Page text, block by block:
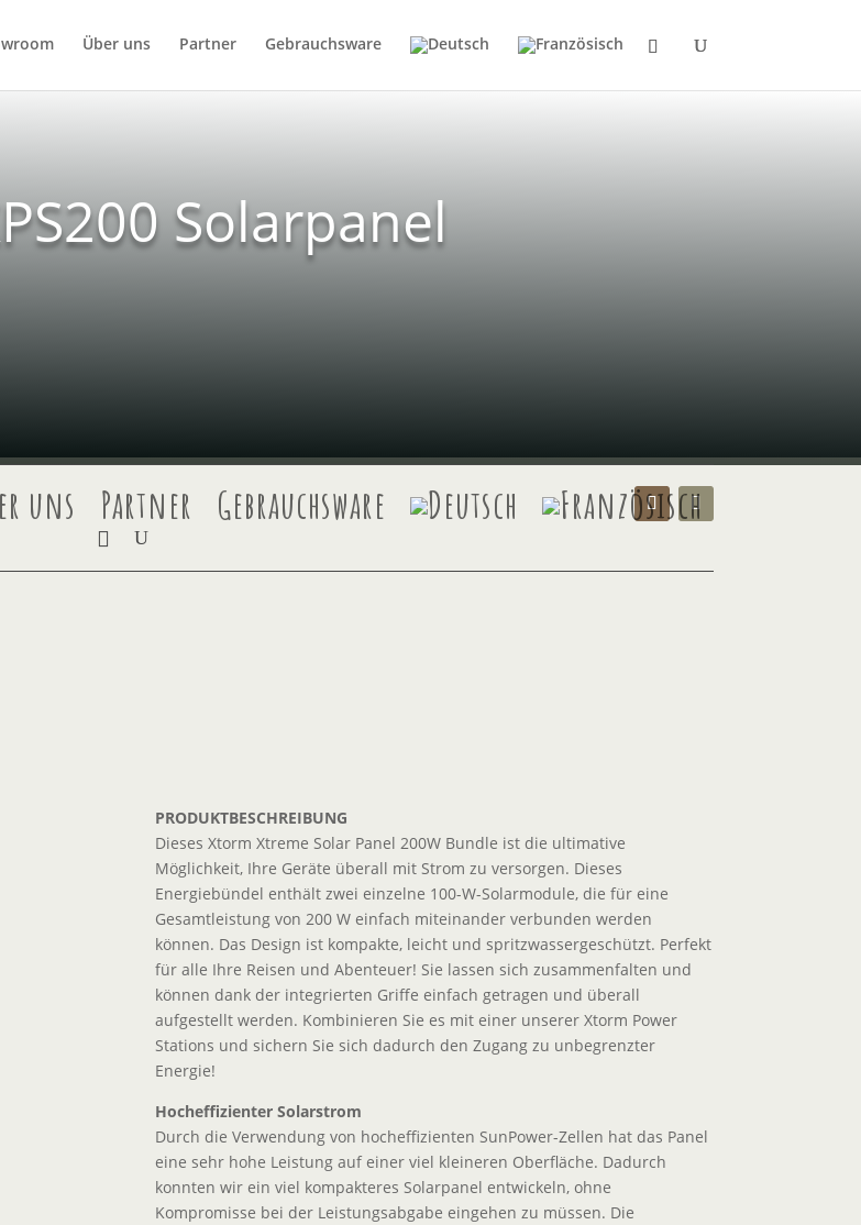
Über uns Partner Gebrauchsware
Solarpanel
uns Partner Gebrauchsware
PRODUKTBESCHREIBUNG
Dieses Xtorm Xtreme Solar Panel 200W Bundle ist die ultimative
Möglichkeit, Ihre Geräte überall mit Strom zu versorgen. Dieses
Energiebündel enthält zwei einzelne 100-W-Solarmodule, die für eine
Gesamtleistung von 200 W einfach miteinander verbunden werden
können. Das Design ist kompakte, leicht und spritzwassergeschützt. Perfekt
für alle Ihre Reisen und Abenteuer! Sie lassen sich zusammenfalten und
können dank der integrierten Griffe einfach getragen und überall
aufgestellt werden. Kombinieren Sie es mit einer unserer Xtorm Power
Stations und sichern Sie sich dadurch den Zugang zu unbegrenzter
Energie!
Hocheffizienter Solarstrom
Durch die Verwendung von hocheffizienten SunPower-Zellen hat das Panel
eine sehr hohe Leistung auf einer viel kleineren Oberfläche. Dadurch
konnten wir ein viel kompakteres Solarpanel entwickeln, ohne
Kompromisse bei der Leistungsabgabe eingehen zu müssen. Die